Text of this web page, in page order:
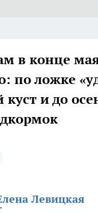
в конце
по ложке
и до
Левицкая